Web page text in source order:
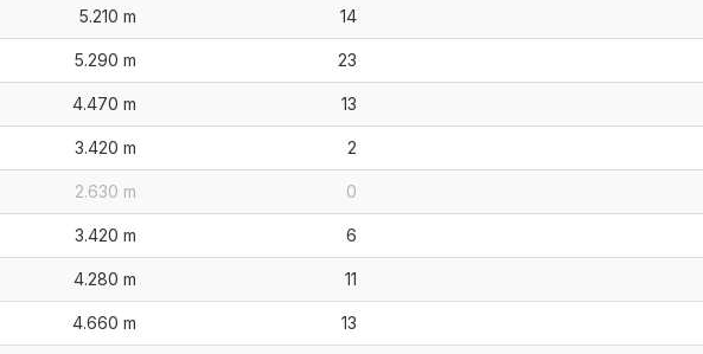
5.210 m 14
5.290 m 23
4.470 m 13
3.420 m 2
2.630 m 0
3.420 m 6
4.280 m 11
4.660 m 13